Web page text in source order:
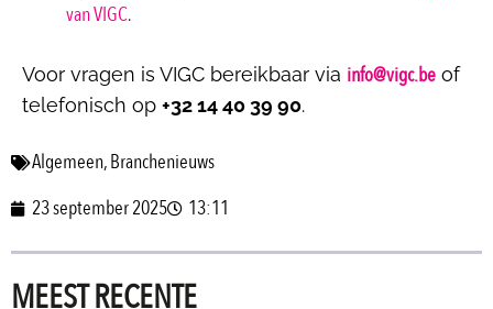
van VIGC.
Voor vragen is VIGC bereikbaar via info@vigc.be of
telefonisch op +32 14 40 39 90.
Algemeen,Branchenieuws
23 september 2025
13:11
MEEST RECENTE